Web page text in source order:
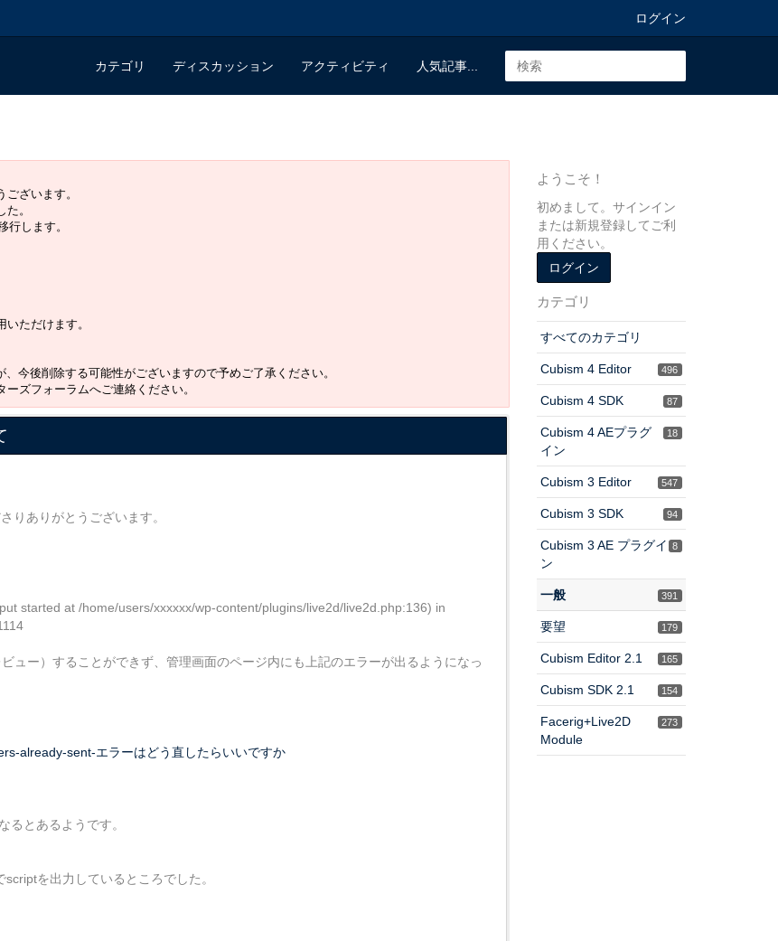
ログイン
カテゴリ ディスカッション アクティビティ 人気記事...
ざいます。
。
行します。
ただけます。
今後削除する可能性がございますので予めご了承ください。
ズフォーラムへご連絡ください。
りありがとうございます。
started at /home/users/xxxxxx/wp-content/plugins/live2d/live2d.php:136) in
ュー）することができず、管理画面のページ内にも上記のエラーが出るようになっ
already-sent-エラーはどう直したらいいですか
るとあるようです。
を出力しているところでした。
ようこそ！
初めまして。サインイン
または新規登録してご利
用ください。
ログイン
カテゴリ
すべてのカテゴリ
496
Cubism 4 Editor
87
Cubism 4 SDK
18
Cubism 4 AEプラグ
イン
547
Cubism 3 Editor
94
Cubism 3 SDK
8
Cubism 3 AE プラグイ
ン
391
一般
179
要望
165
Cubism Editor 2.1
154
Cubism SDK 2.1
273
Facerig+Live2D
Module